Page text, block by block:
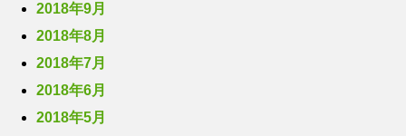
2018年9月
2018年8月
2018年7月
2018年6月
2018年5月